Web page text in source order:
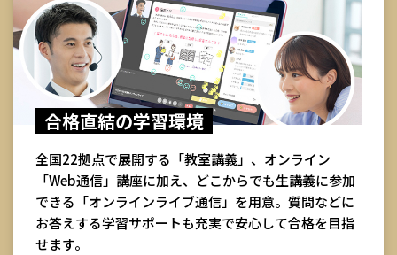
合格直結の学習環境
全国22拠点で展開する「教室講義」、オンライン
「Web通信」講座に加え、どこからでも生講義に参加
できる「オンラインライブ通信」を用意。質問などに
お答えする学習サポートも充実で安心して合格を目指
せます。